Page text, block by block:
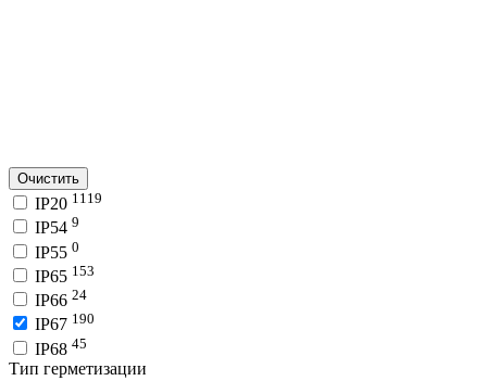
Очистить
IP20 1119
IP54 9
IP55 0
IP65 153
IP66 24
IP67 190
IP68 45
Тип герметизации